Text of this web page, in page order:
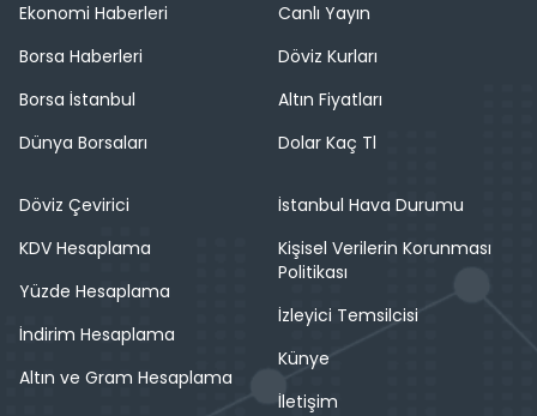
Ekonomi Haberleri
Borsa Haberleri
Borsa İstanbul
Dünya Borsaları
Canlı Yayın
Döviz Kurları
Altın Fiyatları
Dolar Kaç Tl
Döviz Çevirici
KDV Hesaplama
Yüzde Hesaplama
İndirim Hesaplama
Altın ve Gram Hesaplama
İstanbul Hava Durumu
Kişisel Verilerin Korunması
Politikası
İzleyici Temsilcisi
Künye
İletişim